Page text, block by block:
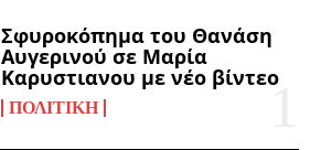
Σφυροκόπημα του Θανάση
Αυγερινού σε Μαρία
Καρυστιανου με νέο βίντεο
ΠΟΛΙΤΙΚΉ